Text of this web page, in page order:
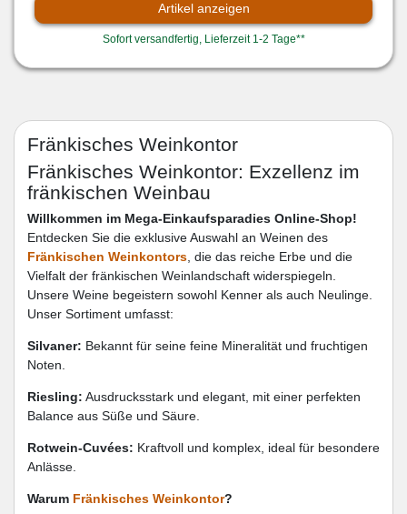
Artikel anzeigen
Sofort versandfertig, Lieferzeit 1-2 Tage**
Fränkisches Weinkontor
Fränkisches Weinkontor: Exzellenz im
fränkischen Weinbau
Willkommen im Mega-Einkaufsparadies Online-Shop!
Entdecken Sie die exklusive Auswahl an Weinen des
Fränkischen Weinkontors , die das reiche Erbe und die
Vielfalt der fränkischen Weinlandschaft widerspiegeln.
Unsere Weine begeistern sowohl Kenner als auch Neulinge.
Unser Sortiment umfasst:
Silvaner: Bekannt für seine feine Mineralität und fruchtigen
Noten.
Riesling: Ausdrucksstark und elegant, mit einer perfekten
Balance aus Süße und Säure.
Rotwein-Cuvées: Kraftvoll und komplex, ideal für besondere
Anlässe.
Warum Fränkisches Weinkontor?